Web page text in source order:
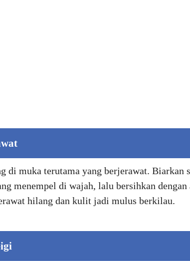
di muka terutama yang berjerawat. Biarkan
menempel di wajah, lalu bersihkan
hilang dan kulit jadi mulus berkilau.